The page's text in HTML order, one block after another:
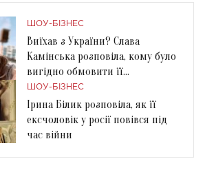
ШОУ-БІЗНЕС
Виїхав з України? Слава
Камінська розповіла, кому було
вигідно обмовити її
колишнього чоловіка
ШОУ-БІЗНЕС
Ірина Білик розповіла, як її
ексчоловік у росії повівся під
час війни